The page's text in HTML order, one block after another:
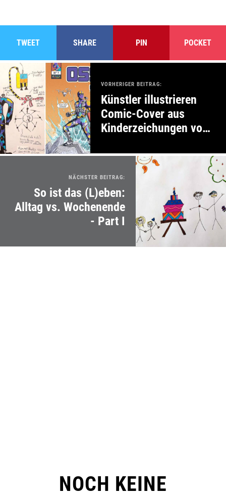
TWEET SHARE PIN POCKET
VORHERIGER BEITRAG:
Künstler illustrieren
Comic-Cover aus
Kinderzeichungen von
NÄCHSTER BEITRAG:
So ist das (L)eben:
Alltag vs. Wochenende
- Part I
NOCH KEINE